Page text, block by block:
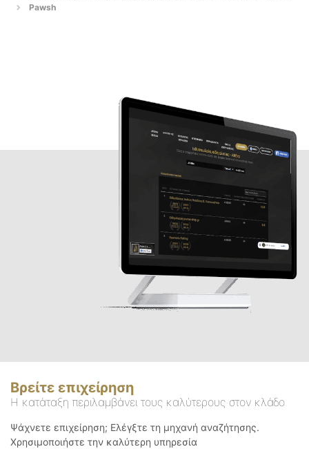
Pawsh
Βρείτε επιχείρηση
Η κατάταξη περιλαμβάνει τους καλύτερους στον κλάδο
Ψάχνετε επιχείρηση; Ελέγξτε τη μηχανή αναζήτησης.
Χρησιμοποιήστε την καλύτερη υπηρεσία